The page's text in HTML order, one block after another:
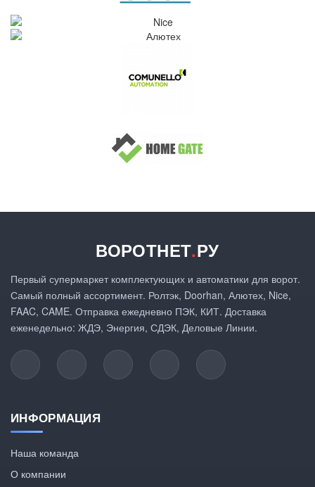
ВОРОТНЕТ.РУ
Первый супермаркет комплектующих и автоматики для ворот.
Самый полный ассортимент. Ролтэк, Doorhan, Алютех, Nice,
FAAC, CAME. Отправка ежедневно ПЭК, КИТ. Доставка
еженедельно: ЖДЭ, Энергия, СДЭК, Деловые Линии.
ИНФОРМАЦИЯ
Наша команда
О компании